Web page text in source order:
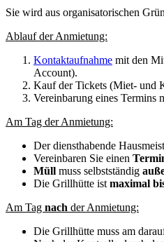
Sie wird aus organisatorischen
Ablauf der Anmietung:
Kontaktaufnahme mit den
Account).
Kauf der Tickets (Miet- und
Vereinbarung eines Termins
Am Tag der Anmietung:
Der diensthabende
Vereinbaren Sie einen
Müll muss selbstständig
Die Grillhütte ist maximal
Am Tag nach der Anmietung:
Die Grillhütte muss am